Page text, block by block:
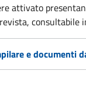
attivato
consultabile
e documenti